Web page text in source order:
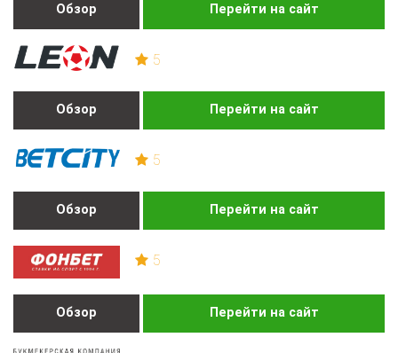
Обзор Перейти на сайт
5
Обзор Перейти на сайт
5
Обзор Перейти на сайт
5
Обзор Перейти на сайт